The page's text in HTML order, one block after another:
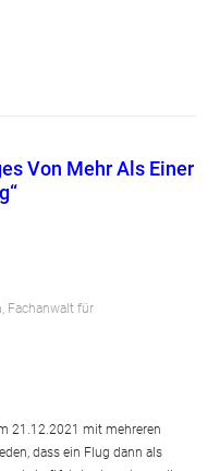
Von Mehr Als Einer
Fachanwalt für
21.12.2021 mit mehreren
dass ein Flug dann als